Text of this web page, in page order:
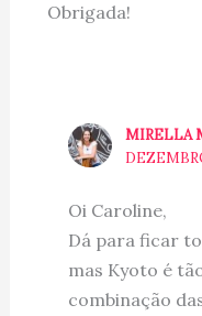
Obrigada!
MIRELLA
Oi Caroline,
Dá para ficar
mas Kyoto é
combinação